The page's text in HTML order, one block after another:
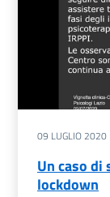
09 LUGLIO 2020
Un caso
lockdown